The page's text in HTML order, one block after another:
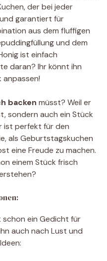
der bei jeder
garantiert für
aus dem fluffigen
und dem
ist einfach
daran? Ihr könnt ihn
anpassen!
backen müsst? Weil er
sondern auch ein Stück
ist perfekt für den
als Geburtstagskuchen
eine Freude zu machen.
einem Stück frisch
schon ein Gedicht für
auch nach Lust und